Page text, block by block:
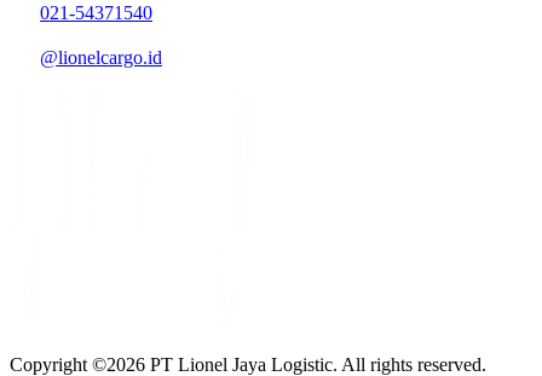
021-54371540
@lionelcargo.id
Copyright ©2026 PT Lionel Jaya Logistic. All rights reserved.